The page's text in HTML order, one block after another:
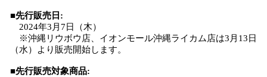
■先行販売日:
2024年3月7日（木）
※沖縄リウボウ店、イオンモール沖縄ライカム店は3月13日
（水）より販売開始します。
■先行販売対象商品: